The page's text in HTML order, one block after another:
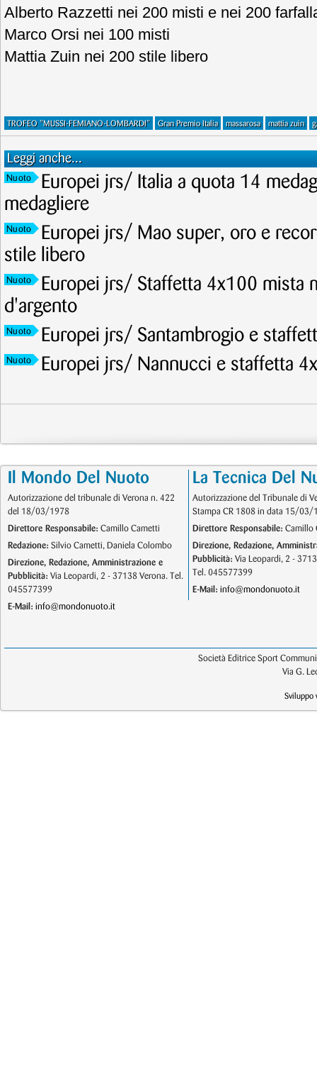
Alberto Razzetti nei 200 misti e nei 200
Marco Orsi nei 100 misti
Mattia Zuin nei 200 stile libero
TROFEO "MUSSI-FEMIANO-LOMBARDI" Gran Premio Italia massarosa mattia zuin
Leggi anche...
Nuoto
Europei jrs/ Italia a quota 14
medagliere
Nuoto
Europei jrs/ Mao super, oro e
stile libero
Nuoto
Europei jrs/ Staffetta 4x100 mista
d'argento
Nuoto Europei jrs/ Santambrogio e
Nuoto Europei jrs/ Nannucci e staffetta
Il Mondo Del Nuoto
Autorizzazione del tribunale di Verona n. 422
del 18/03/1978
Direttore Responsabile: Camillo Cametti
Redazione: Silvio Cametti, Daniela Colombo
Direzione, Redazione, Amministrazione e
Pubblicità: Via Leopardi, 2 - 37138 Verona. Tel.
045577399
E-Mail: info@mondonuoto.it
La Tecnica Del
Autorizzazione del Tribunale di
Stampa CR 1808 in data 15/03/
Direttore Responsabile: Camillo
Direzione, Redazione,
Pubblicità: Via Leopardi, 2 -
Tel. 045577399
E-Mail: info@mondonuoto.it
Società Editrice Sport
Via G.
Sviluppo